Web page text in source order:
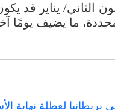
الجمعة 2 كانون الثاني/
ما يضيف يومًا
لعطلة نهاية الأسبوع 28-29